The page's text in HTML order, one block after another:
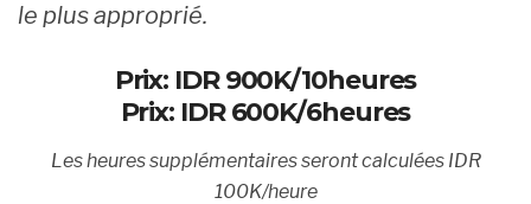
le plus approprié.
Prix: IDR 900K/10heures
Prix: IDR 600K/6heures
Les heures supplémentaires seront calculées IDR
100K/heure